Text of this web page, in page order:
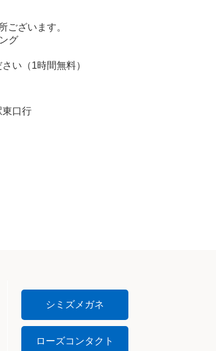
ございます。
グ
い（1時間無料）
東口行
シミズメガネ
ローズコンタクト